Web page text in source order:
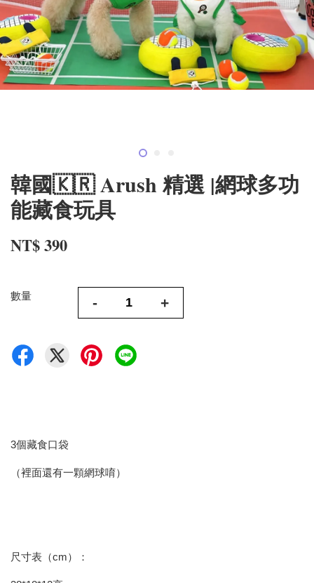
韓國🇰🇷 Arush 精選 |網球多功
能藏食玩具
NT$ 390
數量 - +
3個藏食口袋
（裡面還有一顆網球唷）
尺寸表（cm）：